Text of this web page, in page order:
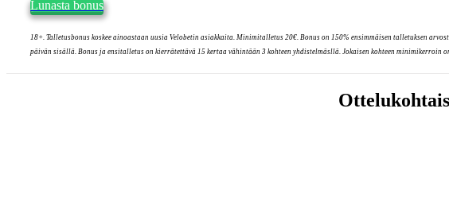
Lunasta bonus
18+. Talletusbonus koskee ainoastaan uusia Velobetin asiakkaita. Minimitalletus 20€. Bonus on 150% ensimmäisen talletuksen
päivän sisällä. Bonus ja ensitalletus on kierrätettävä 15 kertaa vähintään 3 kohteen yhdistelmäsllä. Jokaisen kohteen minimikerroin